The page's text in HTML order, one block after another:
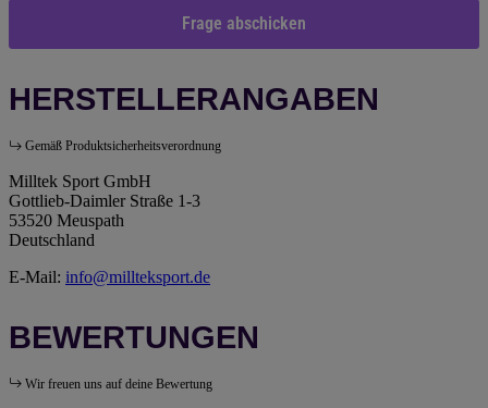
Frage abschicken
HERSTELLERANGABEN
Gemäß Produktsicherheitsverordnung
Milltek Sport GmbH
Gottlieb-Daimler Straße 1-3
53520 Meuspath
Deutschland
E-Mail: info@millteksport.de
BEWERTUNGEN
Wir freuen uns auf deine Bewertung